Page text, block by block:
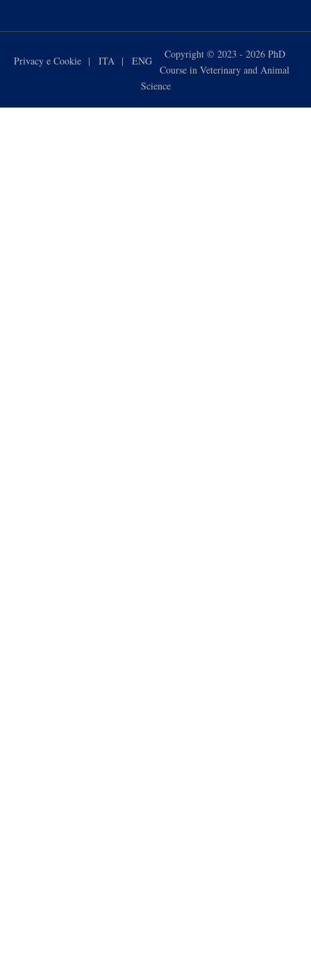
Privacy e Cookie ITA ENG
Copyright © 2023 - 2026 PhD
Course in Veterinary and Animal
Science